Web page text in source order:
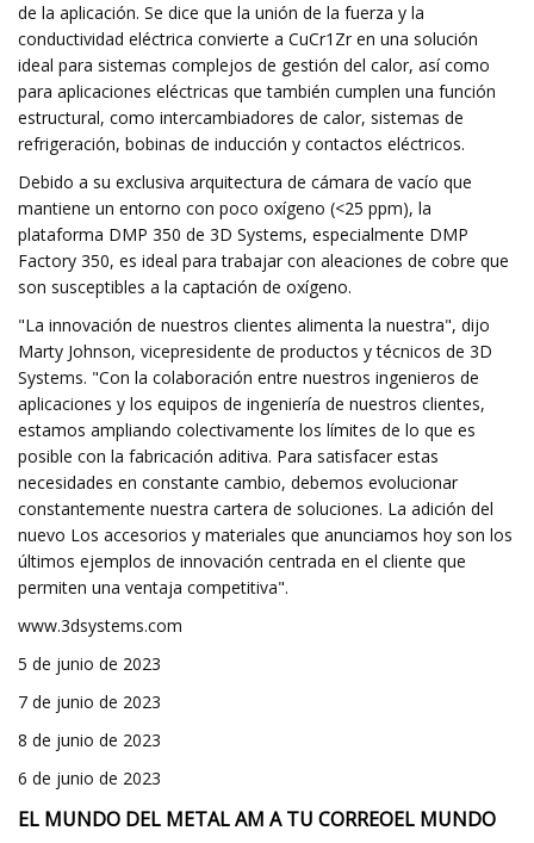
de la aplicación. Se dice que la unión de la fuerza y ​​la
conductividad eléctrica convierte a CuCr1Zr en una solución
ideal para sistemas complejos de gestión del calor, así como
para aplicaciones eléctricas que también cumplen una función
estructural, como intercambiadores de calor, sistemas de
refrigeración, bobinas de inducción y contactos eléctricos.
Debido a su exclusiva arquitectura de cámara de vacío que
mantiene un entorno con poco oxígeno (<25 ppm), la
plataforma DMP 350 de 3D Systems, especialmente DMP
Factory 350, es ideal para trabajar con aleaciones de cobre que
son susceptibles a la captación de oxígeno.
"La innovación de nuestros clientes alimenta la nuestra", dijo
Marty Johnson, vicepresidente de productos y técnicos de 3D
Systems. "Con la colaboración entre nuestros ingenieros de
aplicaciones y los equipos de ingeniería de nuestros clientes,
estamos ampliando colectivamente los límites de lo que es
posible con la fabricación aditiva. Para satisfacer estas
necesidades en constante cambio, debemos evolucionar
constantemente nuestra cartera de soluciones. La adición del
nuevo Los accesorios y materiales que anunciamos hoy son los
últimos ejemplos de innovación centrada en el cliente que
permiten una ventaja competitiva".
www.3dsystems.com
5 de junio de 2023
7 de junio de 2023
8 de junio de 2023
6 de junio de 2023
EL MUNDO DEL METAL AM A TU CORREOEL MUNDO